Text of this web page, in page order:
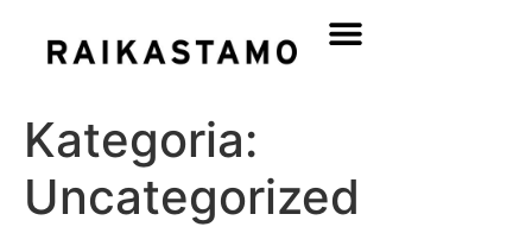
Kategoria:
Uncategorized